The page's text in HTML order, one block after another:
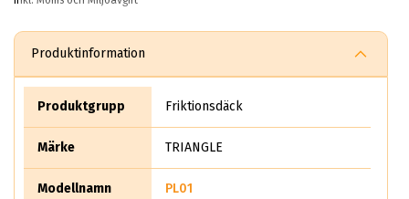
Produktinformation
Produktgrupp Friktionsdäck
Märke TRIANGLE
Modellnamn PL01